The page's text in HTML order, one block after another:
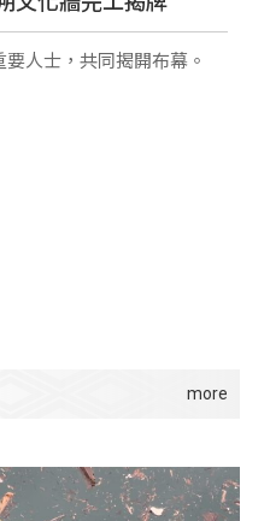
人士，共同揭開布幕。